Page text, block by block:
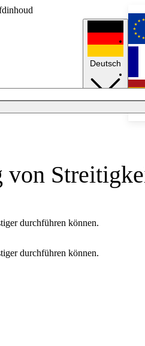
Deutsch
durchführen können.
durchführen können.